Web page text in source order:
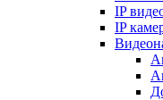
IP
IP